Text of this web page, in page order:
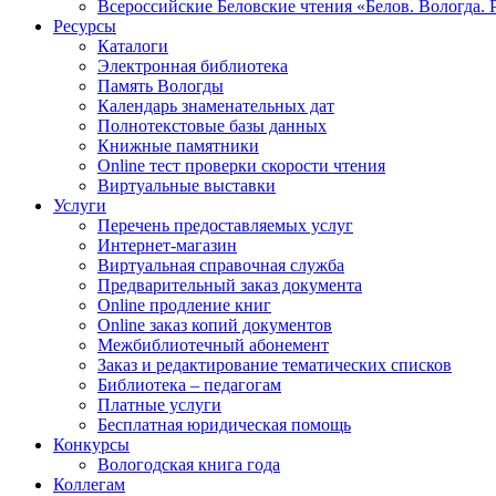
Всероссийские Беловские чтения «Белов. Вологда.
Ресурсы
Каталоги
Электронная библиотека
Память Вологды
Календарь знаменательных дат
Полнотекстовые базы данных
Книжные памятники
Online тест проверки скорости чтения
Виртуальные выставки
Услуги
Перечень предоставляемых услуг
Интернет-магазин
Виртуальная справочная служба
Предварительный заказ документа
Online продление книг
Online заказ копий документов
Межбиблиотечный абонемент
Заказ и редактирование тематических списков
Библиотека – педагогам
Платные услуги
Бесплатная юридическая помощь
Конкурсы
Вологодская книга года
Коллегам